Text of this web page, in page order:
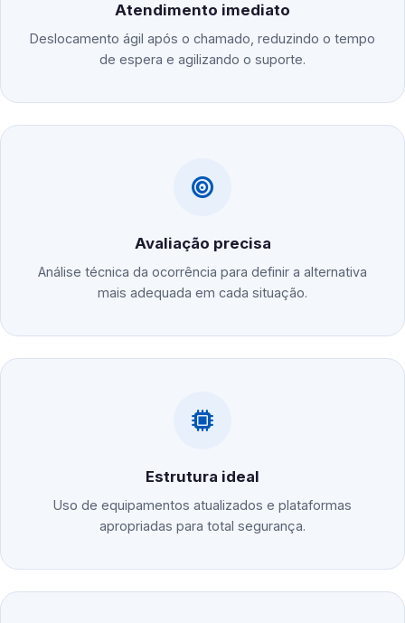
Atendimento imediato
Deslocamento ágil após o chamado, reduzindo o tempo
de espera e agilizando o suporte.
Avaliação precisa
Análise técnica da ocorrência para definir a alternativa
mais adequada em cada situação.
Estrutura ideal
Uso de equipamentos atualizados e plataformas
apropriadas para total segurança.